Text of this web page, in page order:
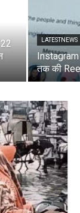
22
LATESTNEWS
Instagram
तक की